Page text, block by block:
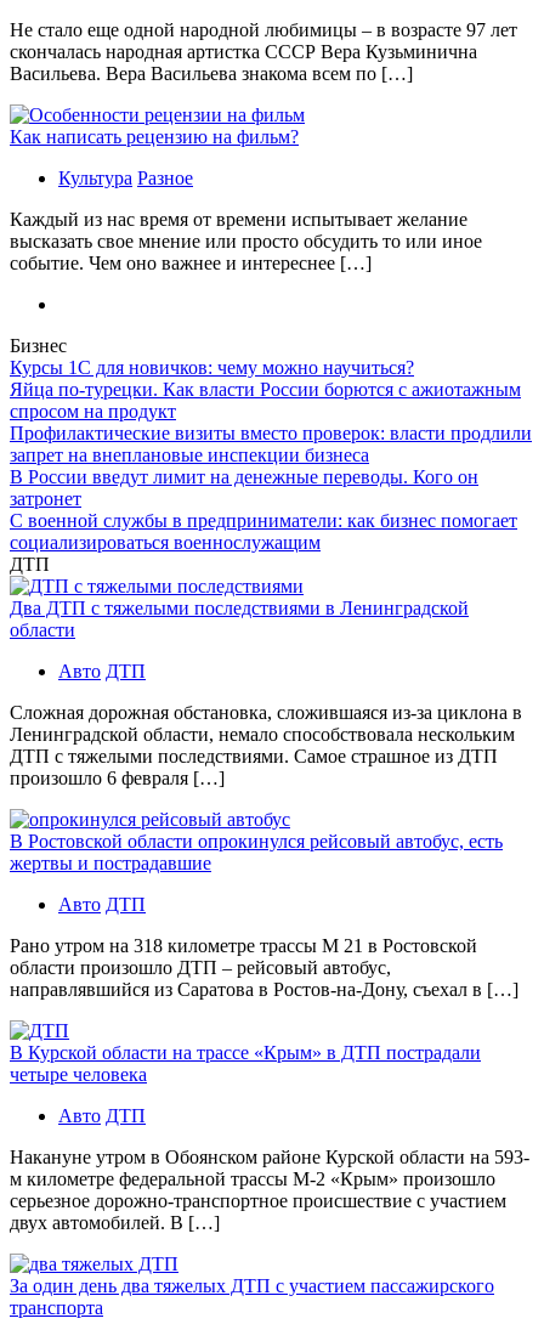
Не стало еще одной народной любимицы – в возрасте 97 лет
скончалась народная артистка СССР Вера Кузьминична
Васильева. Вера Васильева знакома всем по […]
Как написать рецензию на фильм?
Культура Разное
Каждый из нас время от времени испытывает желание
высказать свое мнение или просто обсудить то или иное
событие. Чем оно важнее и интереснее […]
Бизнес
Курсы 1С для новичков: чему можно научиться?
Яйца по-турецки. Как власти России борются с ажиотажным
спросом на продукт
Профилактические визиты вместо проверок: власти продлили
запрет на внеплановые инспекции бизнеса
В России введут лимит на денежные переводы. Кого он
затронет
С военной службы в предприниматели: как бизнес помогает
социализироваться военнослужащим
ДТП
Два ДТП с тяжелыми последствиями в Ленинградской
области
Авто ДТП
Сложная дорожная обстановка, сложившаяся из-за циклона в
Ленинградской области, немало способствовала нескольким
ДТП с тяжелыми последствиями. Самое страшное из ДТП
произошло 6 февраля […]
В Ростовской области опрокинулся рейсовый автобус, есть
жертвы и пострадавшие
Авто ДТП
Рано утром на 318 километре трассы М 21 в Ростовской
области произошло ДТП – рейсовый автобус,
направлявшийся из Саратова в Ростов-на-Дону, съехал в […]
В Курской области на трассе «Крым» в ДТП пострадали
четыре человека
Авто ДТП
Накануне утром в Обоянском районе Курской области на 593-
м километре федеральной трассы М-2 «Крым» произошло
серьезное дорожно-транспортное происшествие с участием
двух автомобилей. В […]
За один день два тяжелых ДТП с участием пассажирского
транспорта